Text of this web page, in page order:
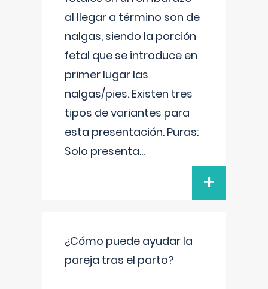
al llegar a término son de
nalgas, siendo la porción
fetal que se introduce en
primer lugar las
nalgas/pies. Existen tres
tipos de variantes para
esta presentación. Puras:
Solo presenta...
+
¿Cómo puede ayudar la
pareja tras el parto?